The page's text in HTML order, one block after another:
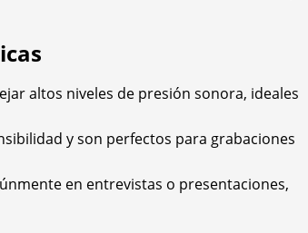
altos niveles de presión sonora, ideales
y son perfectos para grabaciones
en entrevistas o presentaciones,